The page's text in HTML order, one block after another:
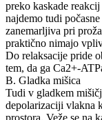
preko kaskade
najdemo tudi
zanemarljiva pri
praktično nimajo
Do relaksacije pride
tem, da ga Ca2+-
B. Gladka mišica
Tudi v gladkem
depolarizaciji vlakna
prostora. Veže se na